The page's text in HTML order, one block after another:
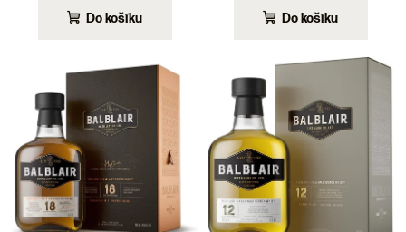
Do košíku Do košíku